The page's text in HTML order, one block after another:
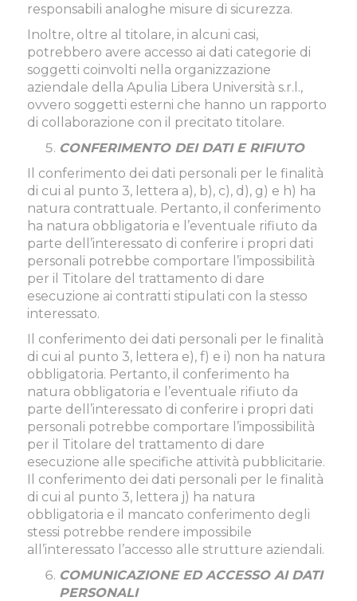
responsabili analoghe misure di sicurezza.
Inoltre, oltre al titolare, in alcuni casi,
potrebbero avere accesso ai dati categorie di
soggetti coinvolti nella organizzazione
aziendale della Apulia Libera Università s.r.l.,
ovvero soggetti esterni che hanno un rapporto
di collaborazione con il precitato titolare.
CONFERIMENTO DEI DATI E RIFIUTO
Il conferimento dei dati personali per le finalità
di cui al punto 3, lettera a), b), c), d), g) e h) ha
natura contrattuale. Pertanto, il conferimento
ha natura obbligatoria e l’eventuale rifiuto da
parte dell’interessato di conferire i propri dati
personali potrebbe comportare l’impossibilità
per il Titolare del trattamento di dare
esecuzione ai contratti stipulati con la stesso
interessato.
Il conferimento dei dati personali per le finalità
di cui al punto 3, lettera e), f) e i) non ha natura
obbligatoria. Pertanto, il conferimento ha
natura obbligatoria e l’eventuale rifiuto da
parte dell’interessato di conferire i propri dati
personali potrebbe comportare l’impossibilità
per il Titolare del trattamento di dare
esecuzione alle specifiche attività pubblicitarie.
Il conferimento dei dati personali per le finalità
di cui al punto 3, lettera j) ha natura
obbligatoria e il mancato conferimento degli
stessi potrebbe rendere impossibile
all’interessato l’accesso alle strutture aziendali.
COMUNICAZIONE ED ACCESSO AI DATI
PERSONALI